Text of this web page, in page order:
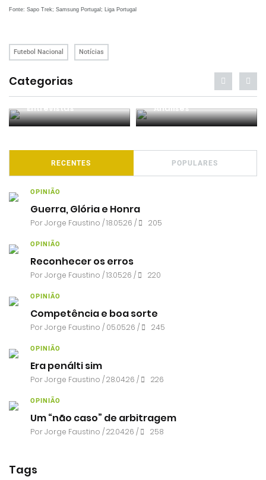
Fonte: Sapo Trek; Samsung Portugal; Liga Portugal
Futebol Nacional Notícias
Categorias
Entrevistas Análises
RECENTES POPULARES
OPINIÃO
Guerra, Glória e Honra
PorJorge Faustino / 18.05.26 / 205
OPINIÃO
Reconhecer os erros
PorJorge Faustino / 13.05.26 / 220
OPINIÃO
Competência e boa sorte
PorJorge Faustino / 05.05.26 / 245
OPINIÃO
Era penálti sim
PorJorge Faustino / 28.04.26 / 226
OPINIÃO
Um “não caso” de arbitragem
PorJorge Faustino / 22.04.26 / 258
Tags